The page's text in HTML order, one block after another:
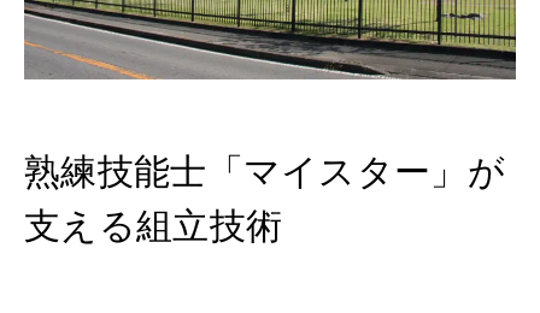
熟練技能士「マイスター」が
支える組立技術